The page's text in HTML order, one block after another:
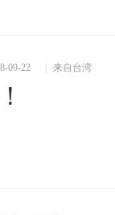
09-22 来自台湾